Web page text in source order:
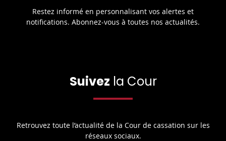
Restez informé en personnalisant vos alertes et
notifications. Abonnez-vous à toutes nos actualités.
Suivez la Cour
Retrouvez toute l’actualité de la Cour de cassation sur les
réseaux sociaux.